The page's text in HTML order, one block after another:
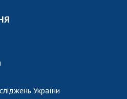
України